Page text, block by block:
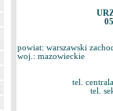
powiat: warszawski
woj.: mazowieckie
tel.
tel.